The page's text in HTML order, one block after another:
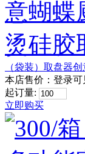
（袋装）取盘器
本店售价： 登录可
起订量:
立即购买